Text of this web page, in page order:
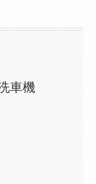
車機